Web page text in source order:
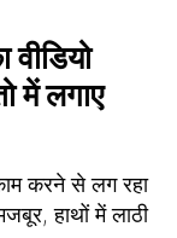
में लगाए
करने से लग रहा
हाथों में लाठी